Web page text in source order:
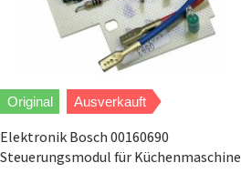
Original Ausverkauft
Elektronik Bosch 00160690
Steuerungsmodul für Küchenmaschine